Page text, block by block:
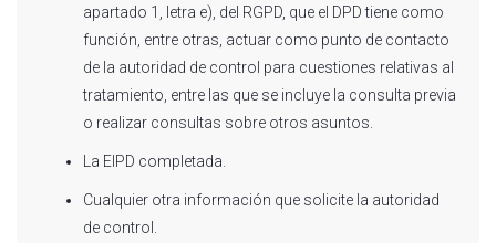
apartado 1, letra e), del RGPD, que el DPD tiene como
función, entre otras, actuar como punto de contacto
de la autoridad de control para cuestiones relativas al
tratamiento, entre las que se incluye la consulta previa
o realizar consultas sobre otros asuntos.
La EIPD completada.
Cualquier otra información que solicite la autoridad
de control.